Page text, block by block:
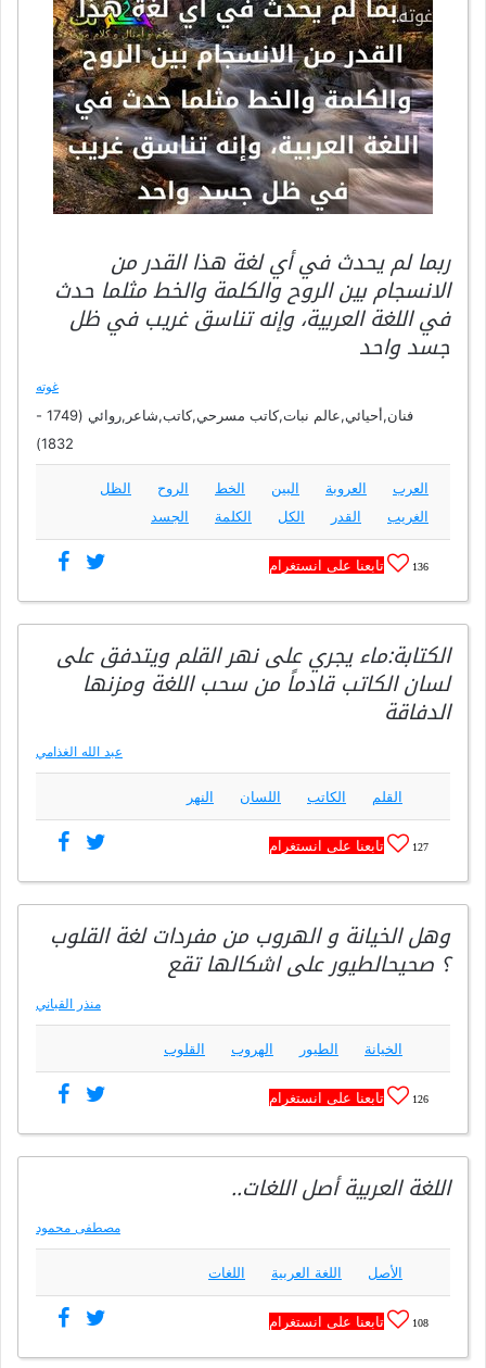
ربما لم يحدث في أي لغة هذا القدر من
الانسجام بين الروح والكلمة والخط مثلما حدث
في اللغة العربية، وإنه تناسق غريب في ظل
جسد واحد
غوته
فنان,أحيائي,عالم نبات,كاتب مسرحي,كاتب,شاعر,روائي (1749 -
1832)
العرب العروبة البين الخط الروح
الظل
الغريب
القدر الكل الكلمة الجسد
136 تابعنا على انستغرام
الكتابة:ماء يجري على نهر القلم ويتدفق على
لسان الكاتب قادماً من سحب اللغة ومزنها
الدفاقة
عبد الله الغذامي
القلم الكاتب اللسان النهر
127 تابعنا على انستغرام
وهل الخيانة و الهروب من مفردات لغة القلوب
؟ صحيحالطيور على اشكالها تقع
منذر القباني
الخيانة الطيور الهروب القلوب
126 تابعنا على انستغرام
اللغة العربية أصل اللغات..
مصطفى محمود
الأصل اللغة العربية اللغات
108 تابعنا على انستغرام